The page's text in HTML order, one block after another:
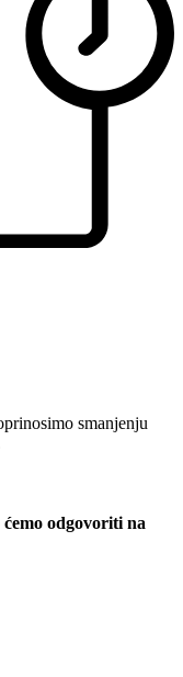
smanjenju
odgovoriti na